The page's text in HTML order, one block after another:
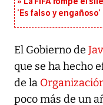
‘Es falso y engañoso’
El Gobierno de
que se ha hecho
de la
poco más de un